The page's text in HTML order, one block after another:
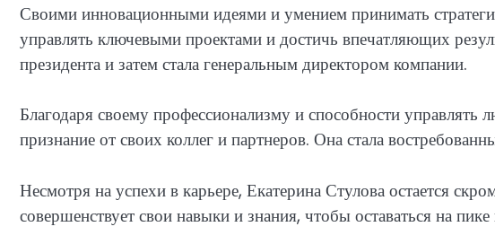
Своими инновационными идеями и умением принимать
управлять ключевыми проектами и достичь впечатляющих
президента и затем стала генеральным директором компании.
Благодаря своему профессионализму и способности управлять
признание от своих коллег и партнеров. Она стала
Несмотря на успехи в карьере, Екатерина Стулова остается
совершенствует свои навыки и знания, чтобы оставаться на